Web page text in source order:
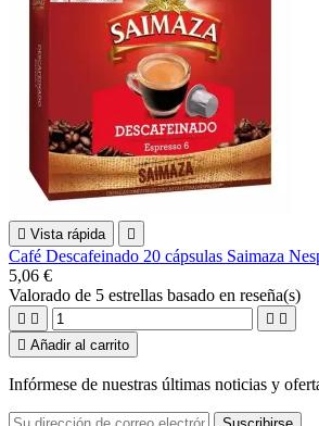
 Vista rápida 
Café Descafeinado 20 cápsulas Saimaza
5,06 €
Valorado de 5 estrellas basado en reseña(s)
   
 Añadir al carrito
Infórmese de nuestras últimas noticias y